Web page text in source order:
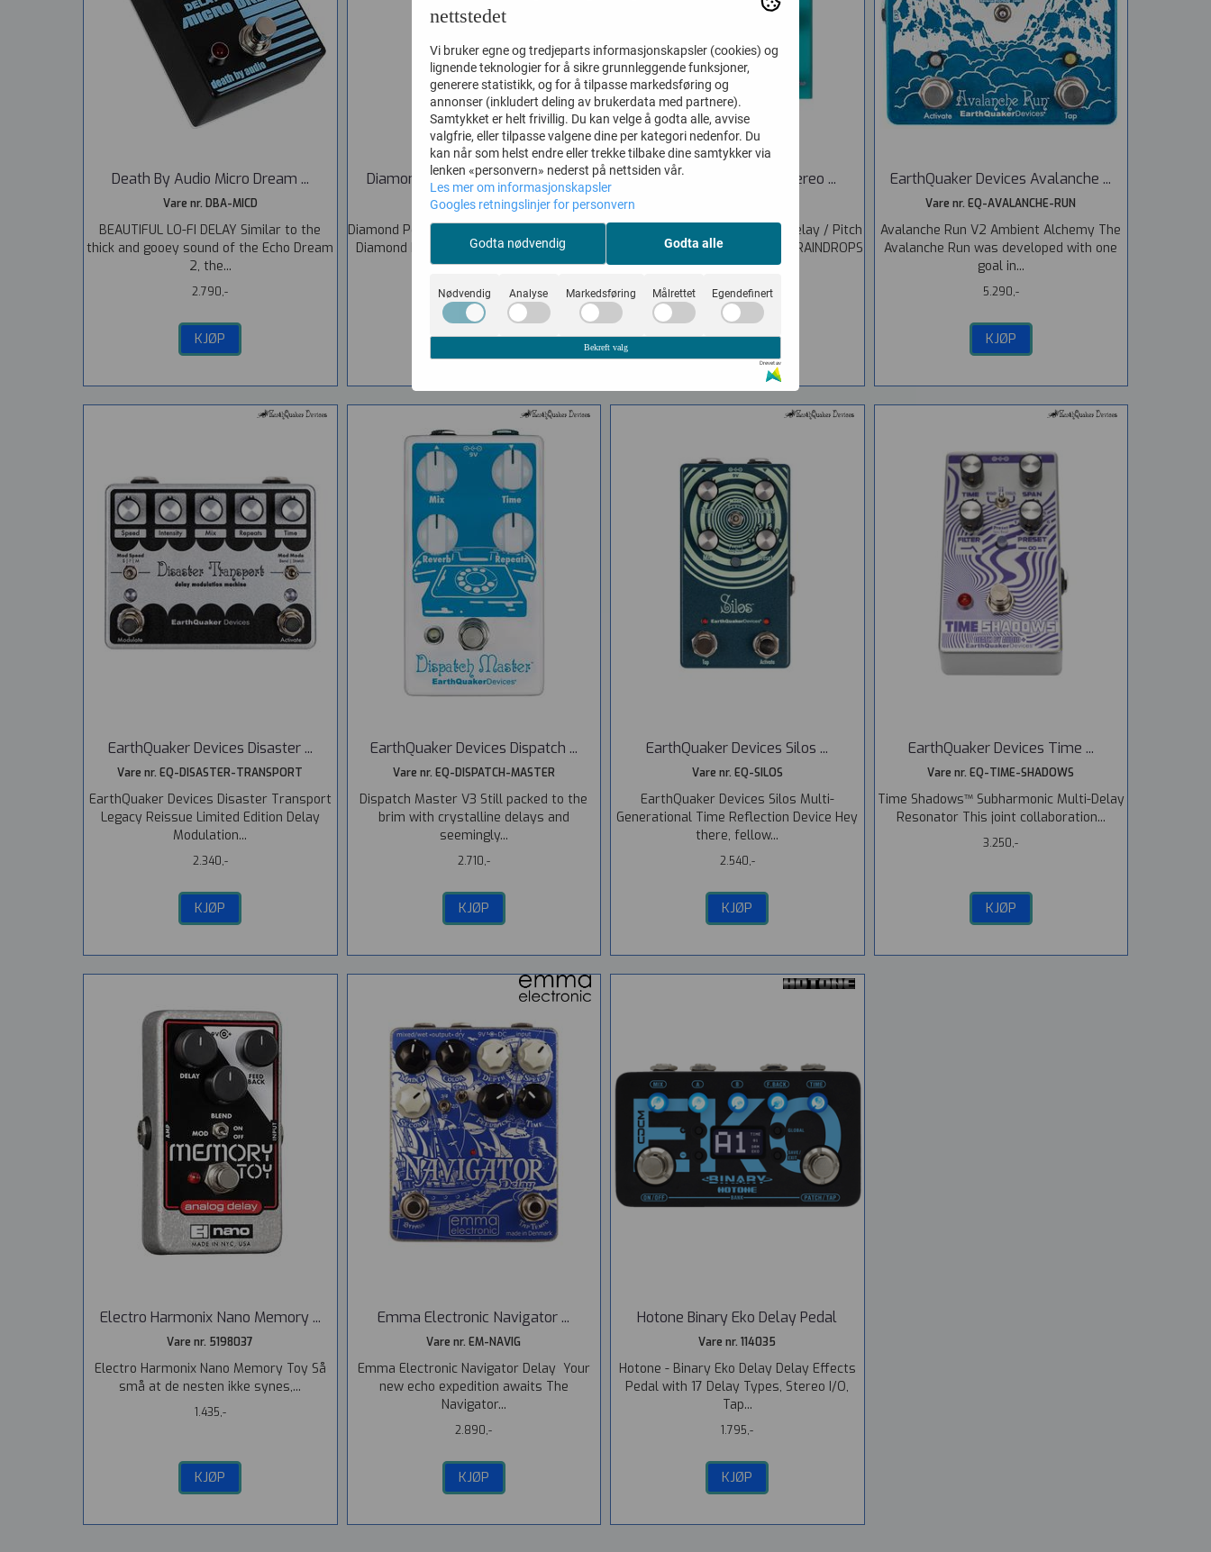
Death By Audio Micro Dream ...
Vare nr. DBA-MICD
BEAUTIFUL LO-FI DELAY Similar to the
thick and gooey sound of the Echo Dream
2, the...
2.790,-
KJØP
Diamond DARK CLOUD Textural ...
Vare nr. DM-DCLOUD
Diamond Pedals Dark Cloud Textural Delay
Diamond Pedals proudly announces the
launch...
3.450,-
KJØP
Dreadbox RAINDROPS Stereo ...
Dreadbox RAINDROPS Stereo Delay / Pitch
Shifter / Reverb The Dreadbox RAINDROPS
is a...
2.970,-
KJØP
EarthQuaker Devices Avalanche ...
Vare nr. EQ-AVALANCHE-RUN
Avalanche Run V2 Ambient Alchemy The
Avalanche Run was developed with one
goal in...
5.290,-
KJØP
EarthQuaker Devices Disaster ...
Vare nr. EQ-DISASTER-TRANSPORT
EarthQuaker Devices Disaster Transport
Legacy Reissue Limited Edition Delay
Modulation...
2.340,-
KJØP
EarthQuaker Devices Dispatch ...
Vare nr. EQ-DISPATCH-MASTER
Dispatch Master V3 Still packed to the
brim with crystalline delays and
seemingly...
2.710,-
KJØP
EarthQuaker Devices Silos ...
Vare nr. EQ-SILOS
EarthQuaker Devices Silos Multi-
Generational Time Reflection Device Hey
there, fellow...
2.540,-
KJØP
EarthQuaker Devices Time ...
Vare nr. EQ-TIME-SHADOWS
Time Shadows™ Subharmonic Multi-Delay
Resonator This joint collaboration...
3.250,-
KJØP
Electro Harmonix Nano Memory ...
Vare nr. 5198037
Electro Harmonix Nano Memory Toy Så
små at de nesten ikke synes,...
1.435,-
KJØP
Emma Electronic Navigator ...
Vare nr. EM-NAVIG
Emma Electronic Navigator Delay Your
new echo expedition awaits The
Navigator...
2.890,-
KJØP
Hotone Binary Eko Delay Pedal
Vare nr. 114035
Hotone - Binary Eko Delay Delay Effects
Pedal with 17 Delay Types, Stereo I/O,
Tap...
1.795,-
KJØP
nettstedet
Vi bruker egne og tredjeparts informasjonskapsler (cookies) og
lignende teknologier for å sikre grunnleggende funksjoner,
generere statistikk, og for å tilpasse markedsføring og
annonser (inkludert deling av brukerdata med partnere).
Samtykket er helt frivillig. Du kan velge å godta alle, avvise
valgfrie, eller tilpasse valgene dine per kategori nedenfor. Du
kan når som helst endre eller trekke tilbake dine samtykker via
lenken «personvern» nederst på nettsiden vår.
Les mer om informasjonskapsler
Googles retningslinjer for personvern
Godta nødvendig Godta alle
Nødvendig Analyse Markedsføring Målrettet Egendefinert
Bekreft valg
Drevet av